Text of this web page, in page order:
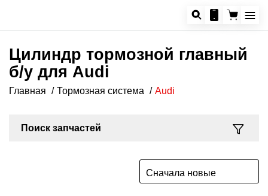
Цилиндр тормозной главный
б/у для Audi
Главная Тормозная система Audi
Поиск запчастей
Сначала новые